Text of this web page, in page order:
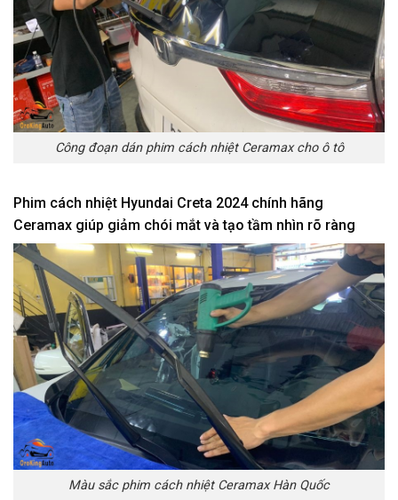
Công đoạn dán phim cách nhiệt Ceramax cho ô tô
Phim cách nhiệt Hyundai Creta 2024 chính hãng
Ceramax giúp giảm chói mắt và tạo tầm nhìn rõ ràng
Màu sắc phim cách nhiệt Ceramax Hàn Quốc